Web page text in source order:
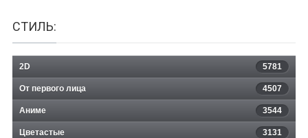
СТИЛЬ:
2D 5781
От первого лица 4507
Аниме 3544
Цветастые 3131